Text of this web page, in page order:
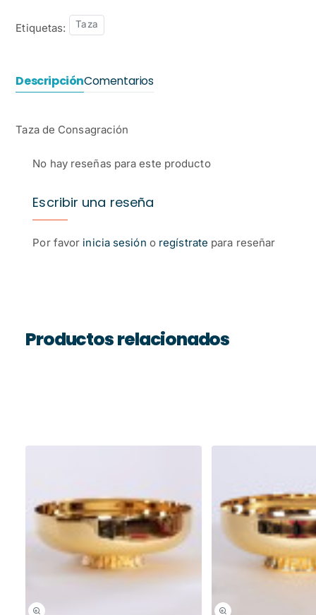
Etiquetas: Taza
DescripciónComentarios
Taza de Consagración
No hay reseñas para este producto
Escribir una reseña
Por favor inicia sesión o regístrate para reseñar
Productos relacionados